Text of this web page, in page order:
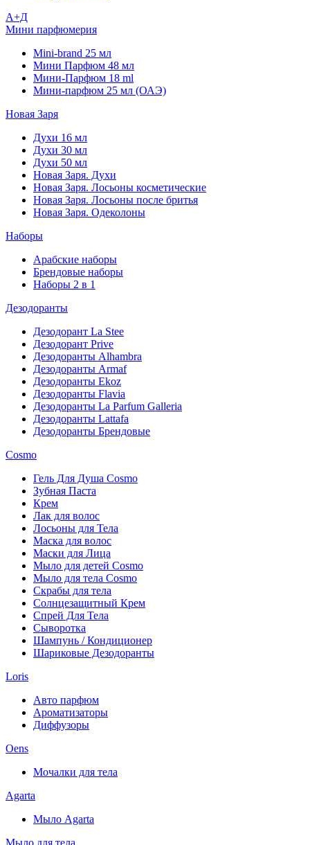
А+Д
Мини парфюмерия
Mini-brand 25 мл
Мини Парфюм 48 мл
Мини-Парфюм 18 ml
Мини-парфюм 25 мл (ОАЭ)
Новая Заря
Духи 16 мл
Духи 30 мл
Духи 50 мл
Новая Заря. Духи
Новая Заря. Лосьоны косметические
Новая Заря. Лосьоны после бритья
Новая Заря. Одеколоны
Наборы
Арабские наборы
Брендовые наборы
Наборы 2 в 1
Дезодоранты
Дезодорант La Stee
Дезодорант Prive
Дезодоранты Alhambra
Дезодоранты Armaf
Дезодоранты Ekoz
Дезодоранты Flavia
Дезодоранты La Parfum Galleria
Дезодоранты Lattafa
Дезодоранты Брендовые
Cosmo
Гель Для Душа Cosmo
Зубная Паста
Крем
Лак для волос
Лосьоны для Тела
Маска для волос
Маски для Лица
Мыло для детей Cosmo
Мыло для тела Cosmo
Скрабы для тела
Солнцезащитный Крем
Спрей Для Тела
Сыворотка
Шампунь / Кондиционер
Шариковые Дезодоранты
Loris
Авто парфюм
Ароматизаторы
Диффузоры
Oens
Мочалки для тела
Agarta
Мыло Agarta
Мыло для тела